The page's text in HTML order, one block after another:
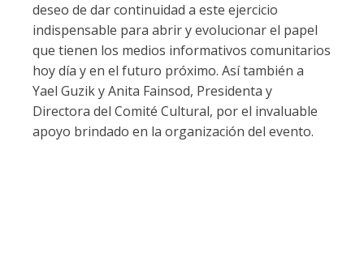
deseo de dar continuidad a este ejercicio
indispensable para abrir y evolucionar el papel
que tienen los medios informativos comunitarios
hoy día y en el futuro próximo. Así también a
Yael Guzik y Anita Fainsod, Presidenta y
Directora del Comité Cultural, por el invaluable
apoyo brindado en la organización del evento.